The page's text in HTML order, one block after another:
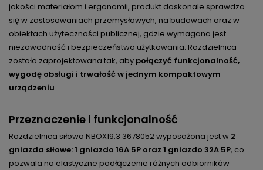
jakości materiałom i ergonomii, produkt doskonale sprawdza
się w zastosowaniach przemysłowych, na budowach oraz w
obiektach użyteczności publicznej, gdzie wymagana jest
niezawodność i bezpieczeństwo użytkowania. Rozdzielnica
została zaprojektowana tak, aby połączyć funkcjonalność,
wygodę obsługi i trwałość w jednym kompaktowym
urządzeniu.
Przeznaczenie i funkcjonalność
Rozdzielnica siłowa NBOX19.3 3678052 wyposażona jest w 2
gniazda siłowe: 1 gniazdo 16A 5P oraz 1 gniazdo 32A 5P, co
pozwala na elastyczne podłączenie różnych odbiorników